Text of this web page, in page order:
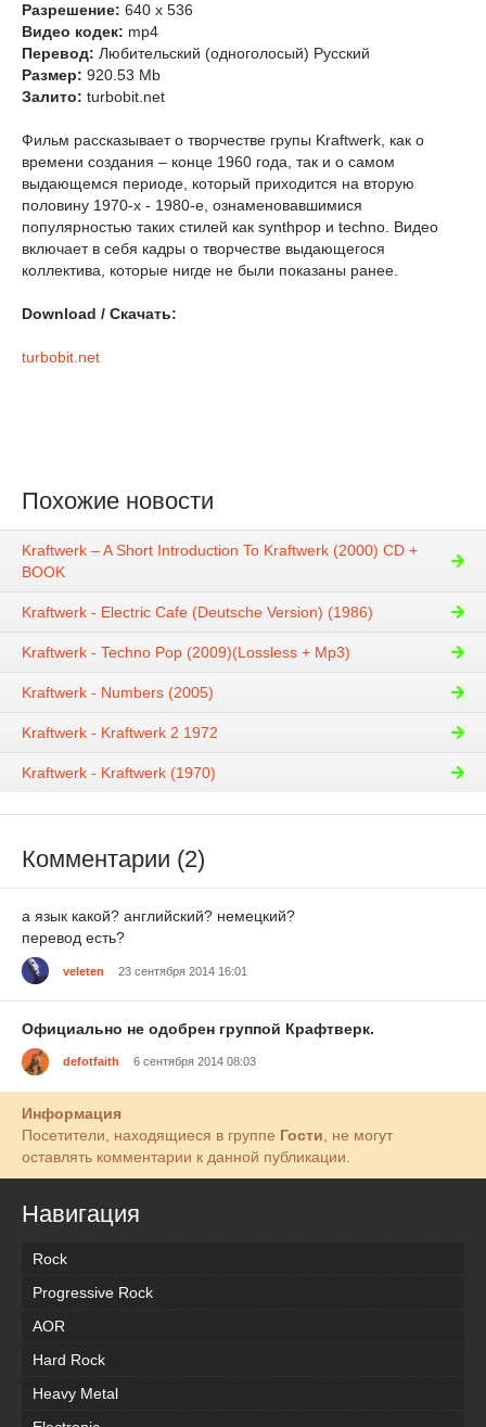
Разрешение: 640 x 536
Видео кодек: mp4
Перевод: Любительcкий (одноголосый) Русский
Размер: 920.53 Mb
Залито: turbobit.net
Фильм рассказывает о творчестве групы Kraftwerk, как о
времени создания – конце 1960 года, так и о самом
выдающемся периоде, который приходится на вторую
половину 1970-х - 1980-е, ознаменовавшимися
популярностью таких стилей как synthpop и techno. Видео
включает в себя кадры о творчестве выдающегося
коллектива, которые нигде не были показаны ранее.
Download / Скачать:
turbobit.net
Похожие новости
Kraftwerk – A Short Introduction To Kraftwerk (2000) CD +
BOOK
Kraftwerk - Electric Cafe (Deutsche Version) (1986)
Kraftwerk - Techno Pop (2009)(Lossless + Mp3)
Kraftwerk - Numbers (2005)
Kraftwerk - Kraftwerk 2 1972
Kraftwerk - Kraftwerk (1970)
Комментарии (2)
а язык какой? английский? немецкий?
перевод есть?
veleten 23 сентября 2014 16:01
Официально не одобрен группой Крафтверк.
defotfaith 6 сентября 2014 08:03
Информация
Посетители, находящиеся в группе Гости , не могут
оставлять комментарии к данной публикации.
Навигация
Rock
Progressive Rock
AOR
Hard Rock
Heavy Metal